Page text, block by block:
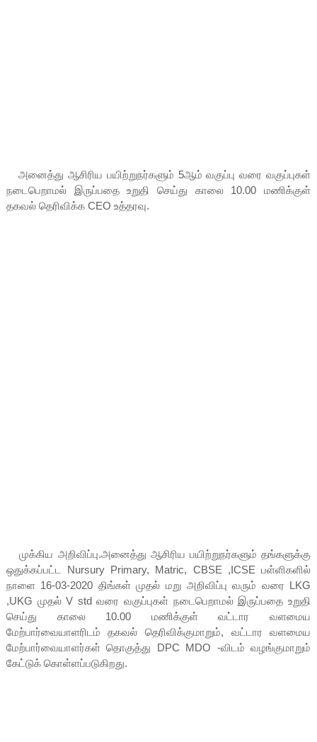
அனைத்து ஆசிரிய பயிற்றுநர்களும் 5ஆம் வகுப்பு வரை வகுப்புகள்
நடைபெறாமல் இருப்பதை உறுதி செய்து காலை 10.00 மணிக்குள்
தகவல் தெரிவிக்க CEO உத்தரவு.
முக்கிய அறிவிப்பு.அனைத்து ஆசிரிய பயிற்றுநர்களும் தங்களுக்கு
ஒதுக்கப்பட்ட Nursury Primary, Matric, CBSE ,ICSE பள்ளிகளில்
நாளை 16-03-2020 திங்கள் முதல் மறு அறிவிப்பு வரும் வரை LKG
,UKG முதல் V std வரை வகுப்புகள் நடைபெறாமல் இருப்பதை உறுதி
செய்து காலை 10.00 மணிக்குள் வட்டார வளமைய
மேற்பார்வையாளரிடம் தகவல் தெரிவிக்குமாறும், வட்டார வளமைய
மேற்பார்வையாளர்கள் தொகுத்து DPC MDO -விடம் வழங்குமாறும்
கேட்டுக் கொள்ளப்படுகிறது.